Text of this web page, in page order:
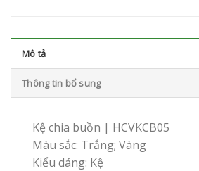
Mô tả
Thông tin bổ sung
Kệ chia buồn | HCVKCB05
Màu sắc: Trắng; Vàng
Kiểu dáng: Kệ